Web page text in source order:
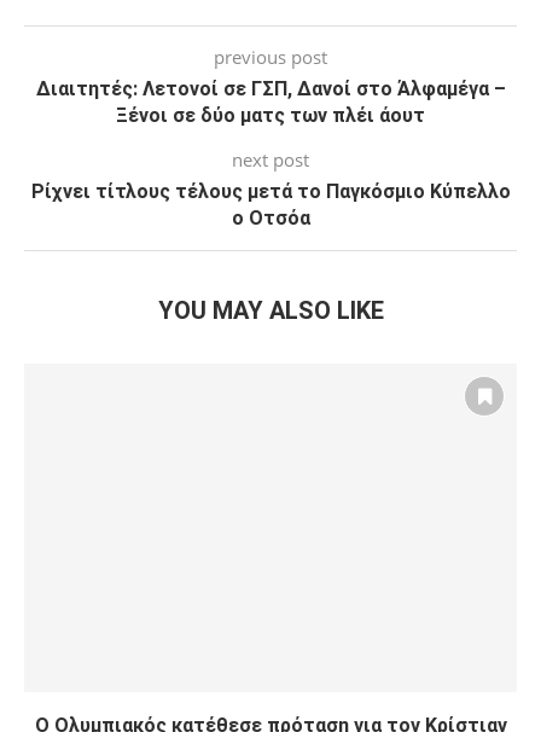
previous post
Διαιτητές: Λετονοί σε ΓΣΠ, Δανοί στο Άλφαμέγα –
Ξένοι σε δύο ματς των πλέι άουτ
next post
Ρίχνει τίτλους τέλους μετά το Παγκόσμιο Κύπελλο
ο Οτσόα
YOU MAY ALSO LIKE
O Ολυμπιακός κατέθεσε πρόταση για τον Κρίστιαν